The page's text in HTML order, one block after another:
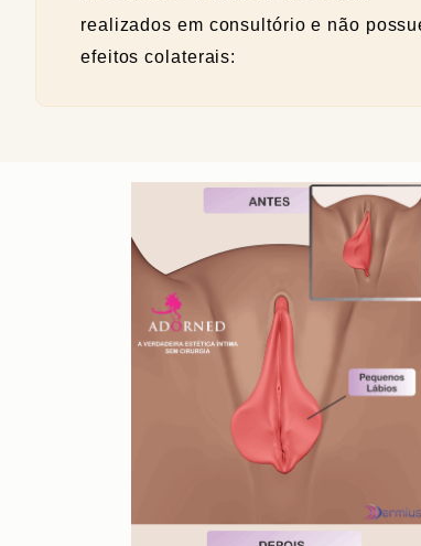
realizados em consultório e não
efeitos colaterais: